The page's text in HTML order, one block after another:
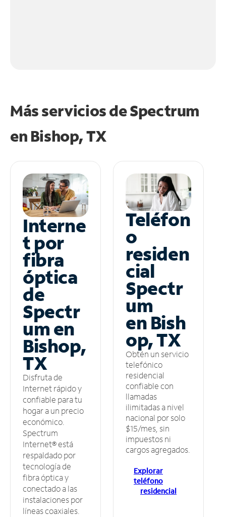
Más servicios de Spectrum
en Bishop, TX
Interne
t por
fibra
óptica
de
Spectr
um en
Bishop,
TX
Disfruta de
Internet rápido y
confiable para tu
hogar a un precio
económico.
Spectrum
Internet® está
respaldado por
tecnología de
fibra óptica y
conectado a las
instalaciones por
líneas coaxiales.
Teléfon
o
residen
cial
Spectr
um
en Bish
op, TX
Obtén un servicio
telefónico
residencial
confiable con
llamadas
ilimitadas a nivel
nacional por solo
$15/mes, sin
impuestos ni
cargos agregados.
Explorar
teléfono
residencial